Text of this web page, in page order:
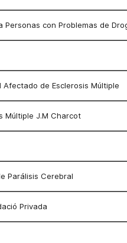
Personas con Problemas de
Afectado de Esclerosis Múltiple
Múltiple J.M Charcot
Parálisis Cerebral
Privada